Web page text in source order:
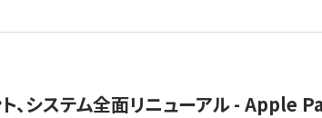
、システム全面リニューアル - Apple